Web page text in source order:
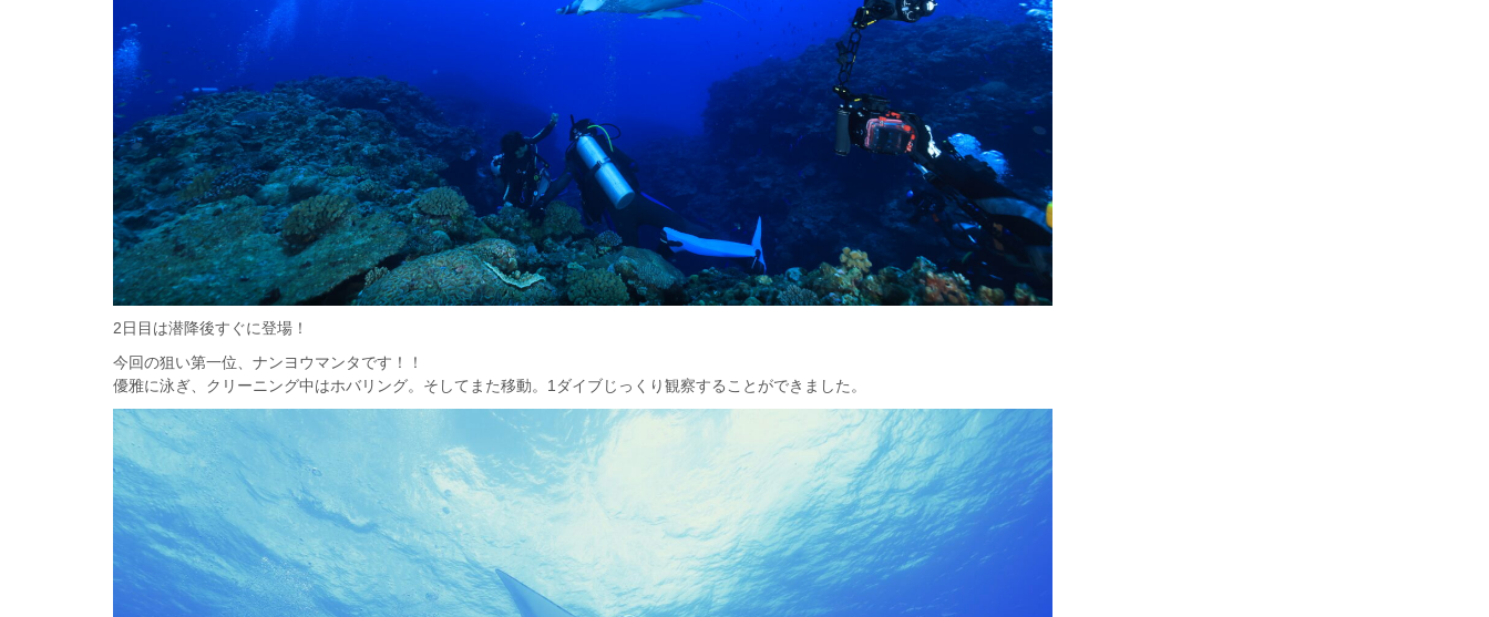
2日目は潜降後すぐに登場！
今回の狙い第一位、ナンヨウマンタです！！
優雅に泳ぎ、クリーニング中はホバリング。そしてまた移動。1ダイブじっくり観察することができました。